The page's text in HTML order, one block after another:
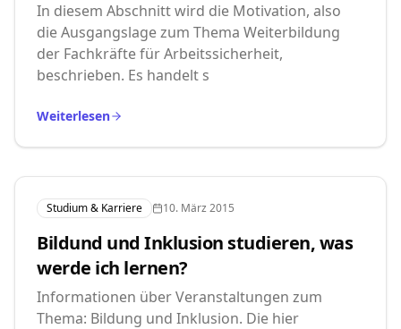
In diesem Abschnitt wird die Motivation, also
die Ausgangslage zum Thema Weiterbildung
der Fachkräfte für Arbeitssicherheit,
beschrieben. Es handelt s
Weiterlesen
Studium & Karriere 10. März 2015
Bildund und Inklusion studieren, was
werde ich lernen?
Informationen über Veranstaltungen zum
Thema: Bildung und Inklusion. Die hier